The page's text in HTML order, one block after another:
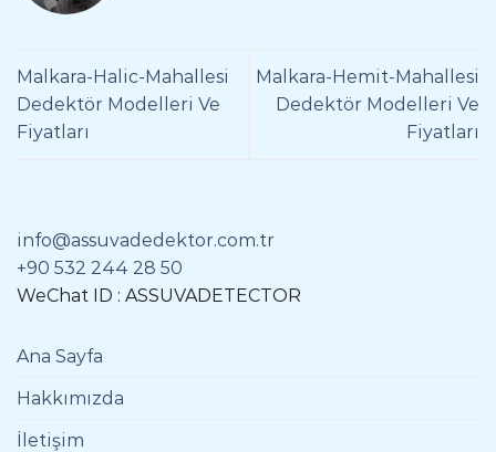
Malkara-Halic-Mahallesi
Dedektör Modelleri Ve
Fiyatları
Malkara-Hemit-Mahallesi
Dedektör Modelleri Ve
Fiyatları
info@assuvadedektor.com.tr
+90 532 244 28 50
WeChat ID : ASSUVADETECTOR
Ana Sayfa
Hakkımızda
İletişim